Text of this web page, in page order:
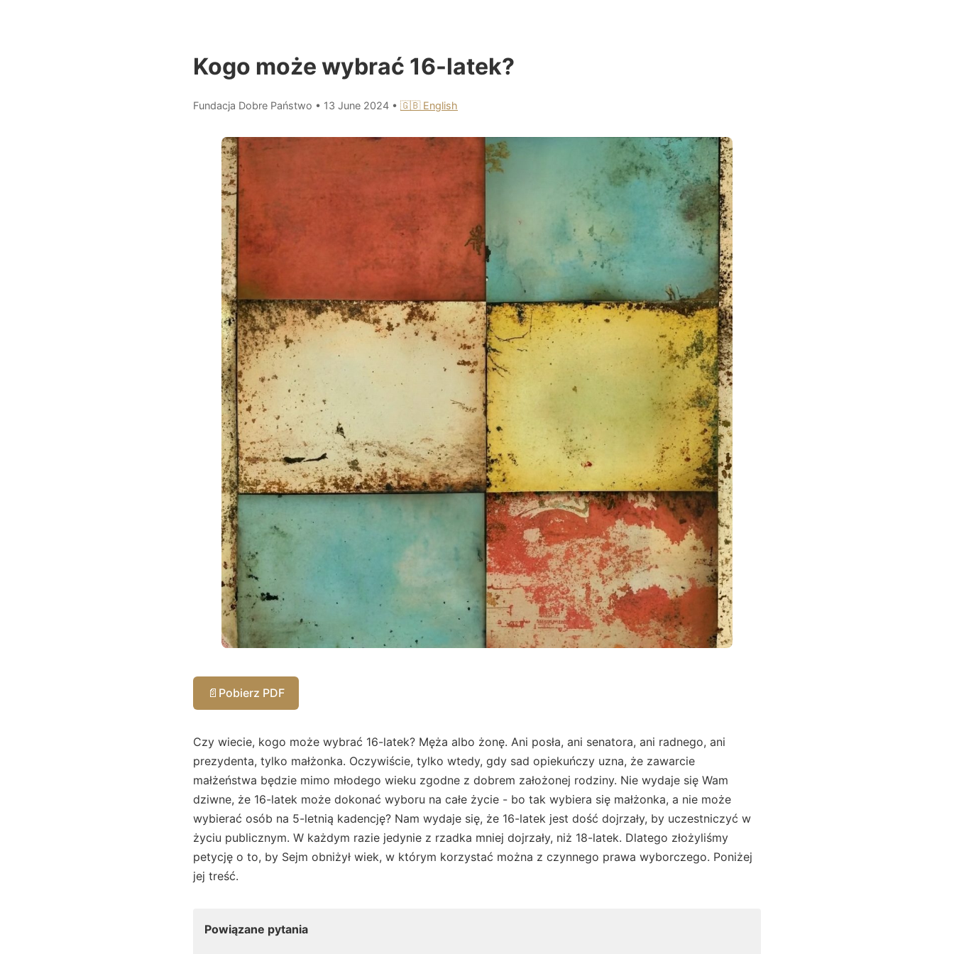
Kogo może wybrać 16-latek?
Fundacja Dobre Państwo • 13 June 2024 • 🇬🇧 English
📄 Pobierz PDF
Czy wiecie, kogo może wybrać 16-latek? Męża albo żonę. Ani posła, ani senatora, ani radnego, ani
prezydenta, tylko małżonka. Oczywiście, tylko wtedy, gdy sad opiekuńczy uzna, że zawarcie
małżeństwa będzie mimo młodego wieku zgodne z dobrem założonej rodziny. Nie wydaje się Wam
dziwne, że 16-latek może dokonać wyboru na całe życie - bo tak wybiera się małżonka, a nie może
wybierać osób na 5-letnią kadencję? Nam wydaje się, że 16-latek jest dość dojrzały, by uczestniczyć w
życiu publicznym. W każdym razie jedynie z rzadka mniej dojrzały, niż 18-latek. Dlatego złożyliśmy
petycję o to, by Sejm obniżył wiek, w którym korzystać można z czynnego prawa wyborczego. Poniżej
jej treść.
Powiązane pytania